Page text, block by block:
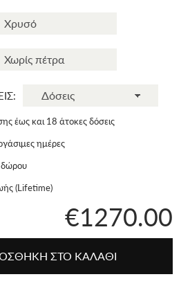
έως και 18 άτοκες δόσεις
ημέρες
(Lifetime)
€1270.00
ΣΤΟ ΚΑΛΑΘΙ